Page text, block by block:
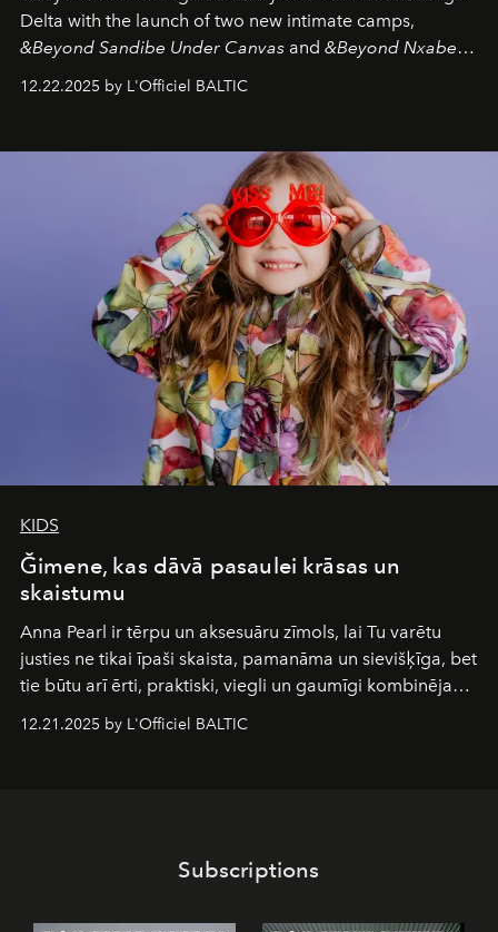
Delta with the launch of two new intimate camps,
&Beyond Sandibe Under Canvas and &Beyond Nxabega
Under Canvas
. Together with the newly refurbished
&Beyond Chobe Under Canvas
iconic wild places, a journey offering a rare combination
of adventure, intimacy, and sustainability.
is not a lodge — it’s the wild, felt, heard,
and breathed — an experience where comfort and
wilderness merge so completely that you become part
12.22.2025 by L'Officiel BALTIC
KIDS
Ğimene, kas dāvā pasaulei krāsas un
skaistumu
Anna Pearl ir tērpu un aksesuāru zīmols, lai Tu varētu
justies ne tikai īpaši skaista, pamanāma un sievišķīga, bet
tie būtu arī ērti, praktiski, viegli un gaumīgi kombinējami
gan savā starpā, gan varētu pavadīt Tevi jebkuros dzīves
piedzīvojumos.
12.21.2025 by L'Officiel BALTIC
Subscriptions